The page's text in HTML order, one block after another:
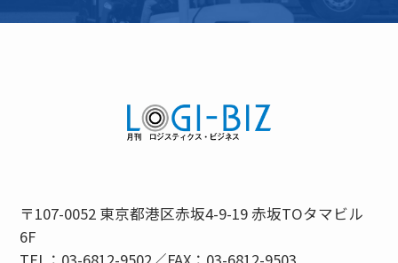
〒107-0052 東京都港区赤坂4-9-19 赤坂TOタマビル
6F